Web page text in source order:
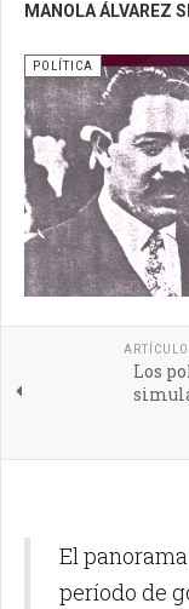
MANOLA ÁLVAREZ
POLÍTICA
Los
El
período de